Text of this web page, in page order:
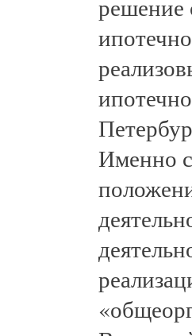
решение
Именно